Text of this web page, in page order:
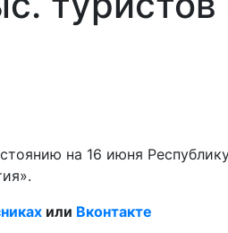
на 16 июня
или Вконтакте